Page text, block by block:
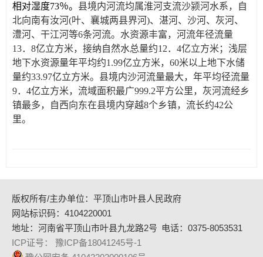
相对湿度73％。 县境内河流均属淮河支流沙颍河水系，自
北向南有汝河(叶、襄城两县界河)、湛河、沙河、灰河、
澧河、干江河等6条河流。水资源丰富，河流年径流量
13．8亿立方米，接纳自然水总量约12． 4亿立方米；浅层
地下水资源量年平均约1.99亿立方米，60米以上地下水储
量约33.97亿立方米。县境内沙河流量最大，年平均径流量
9．4亿立方米， 流域面积最广999.2平方公里， 灰河流经乡
镇最多，自西向东在县境内穿越8个乡镇，流长约42公
里。
版权所有/主办单位：平顶山市叶县人民政府
网站标识码：4104220001
地址：河南省平顶山市叶县九龙路2号 电话：0375-8053531
ICP证号： 豫ICP备18041245号-1